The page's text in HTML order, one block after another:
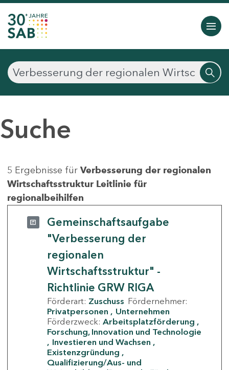
Suche
5 Ergebnisse für Verbesserung der regionalen
Wirtschaftsstruktur Leitlinie für
regionalbeihilfen
Gemeinschaftsaufgabe
"Verbesserung der
regionalen
Wirtschaftsstruktur" -
Richtlinie GRW RIGA
Förderart: Zuschuss Fördernehmer:
Privatpersonen
Unternehmen
Förderzweck: Arbeitsplatzförderung
Forschung, Innovation und Technologie
Investieren und Wachsen
Existenzgründung
Qualifizierung/Aus- und